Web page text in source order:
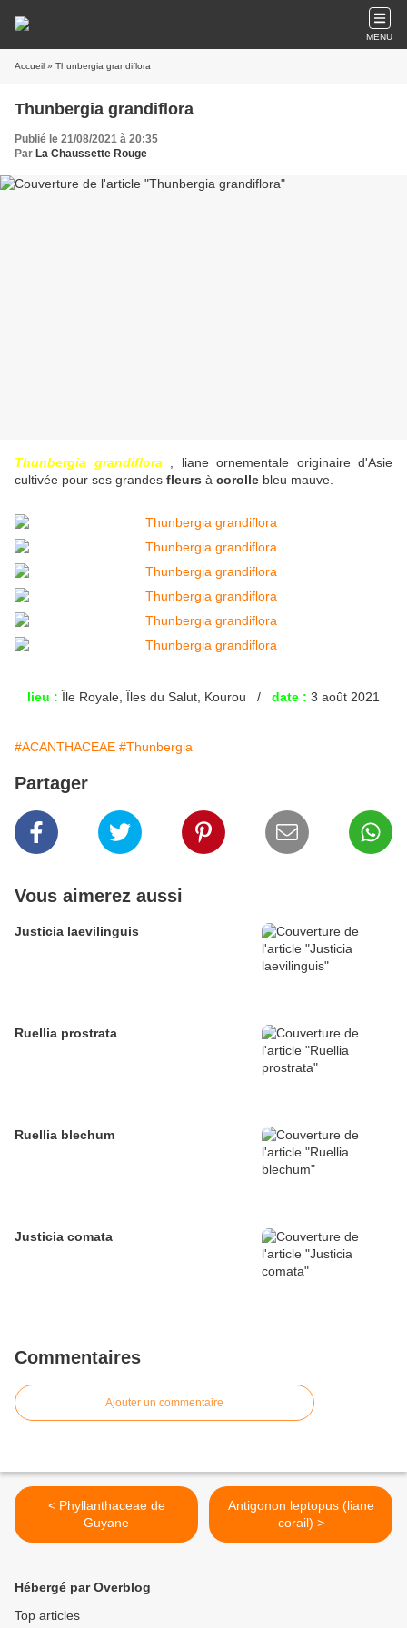
MENU
Accueil » Thunbergia grandiflora
Thunbergia grandiflora
Publié le 21/08/2021 à 20:35
Par La Chaussette Rouge
Thunbergia grandiflora , liane ornementale originaire d'Asie
cultivée pour ses grandes fleurs à corolle bleu mauve.
lieu : Île Royale, Îles du Salut, Kourou / date : 3 août 2021
#ACANTHACEAE #Thunbergia
Partager
Vous aimerez aussi
Justicia laevilinguis
Ruellia prostrata
Ruellia blechum
Justicia comata
Commentaires
Ajouter un commentaire
< Phyllanthaceae de
Guyane
Antigonon leptopus (liane
corail) >
Hébergé par Overblog
Top articles